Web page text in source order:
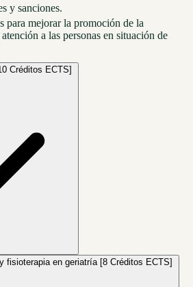
y sanciones.
para mejorar la promoción de la
a las personas en situación de